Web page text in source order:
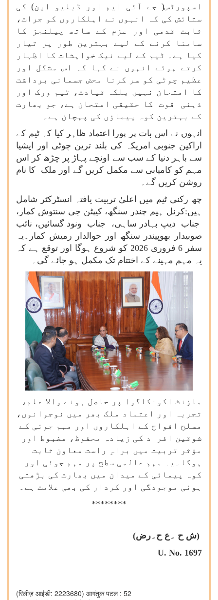
اسپورٹس( جے آئی ایم اور ڈبلیو این) کی
ستائش کی کہ انہوں نے اہلکاروں کو جرات،
ثابت قدمی اور عزم کے ساتھ چیلنجز کا
سامنا کرنے کے لیے بہترین طور پر تیار
کیا ہے۔ ٹیم کے لیے نیک خواہشات کا اظہار
کرتے ہوئے انہوں نے کہا کہ اس مشکل اور
عظیم چوٹی کو سر کرنا محض جسمانی برداشت
کا امتحان نہیں بلکہ قیادت، ٹیم ورک اور
ذہنی قوت کا حقیقی امتحان ہے، جو بھارت
کے بہترین کوہ پیماؤں کی پہچان ہے۔
انہوں نے اس بات پر پورا اعتماد ظاہر کیا کہ ٹیم کے
اراکین جنوبی امریکہ کی بلند ترین چوٹی اور ایشیا
سے باہر دنیا کے سب سے اونچے پہاڑ پر چڑھ کر اس
مہم کو کامیابی سے مکمل کریں گے اور ملک کا نام
روشن کریں گے۔
چھ رکنی ٹیم میں اعلیٰ تربیت یافتہ انسٹرکٹر شامل
ہیں:کرنل ہیم چندر سنگھ، کیپٹن جی سنتوش کمار،
جناب دیپ بہادر ساہی، جناب ونود گسائیں، نائب
صوبیدار بھوپیندر سنگھ اور حوالدار رمیش کمار۔یہ
سفر 6 فروری 2026 کو شروع ہوگا اور توقع ہے کہ
یہ مہم مہینے کے اختتام تک مکمل ہو جائے گی۔
ماؤنٹ اکونکاگوا پر حاصل ہونے والا علم،
تجربہ اور اعتماد ملک بھر میں نوجوانوں،
مسلح افواج کے اہلکاروں اور مہم جوئی کے
شوقین افراد کی زیادہ محفوظ، مضبوط اور
مؤثر تربیت میں براہِ راست معاون ثابت
ہوگا۔یہ مہم عالمی سطح پر مہم جوئی اور
کوہ پیمائی کے میدان میں بھارت کی بڑھتی
ہوئی موجودگی اور کردار کی بھی علامت ہے۔
********
(ش ح ۔ع ح۔ رض)
U. No. 1697
(रिलीज़ आईडी: 2223680) आगंतुक पटल : 52